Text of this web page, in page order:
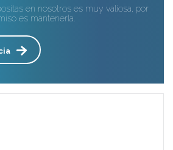
en nosotros es muy valiosa, por
es mantenerla.